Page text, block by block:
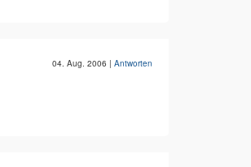
04. Aug. 2006 | Antworten